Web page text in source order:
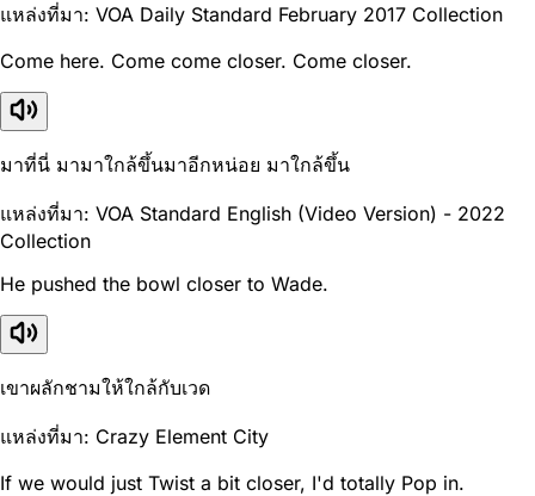
แหล่งที่มา: VOA Daily Standard February 2017 Collection
Come here. Come come closer. Come closer.
มาที่นี่ มามาใกล้ขึ้นมาอีกหน่อย มาใกล้ขึ้น
แหล่งที่มา: VOA Standard English (Video Version) - 2022
Collection
He pushed the bowl closer to Wade.
เขาผลักชามให้ใกล้กับเวด
แหล่งที่มา: Crazy Element City
If we would just Twist a bit closer, I'd totally Pop in.